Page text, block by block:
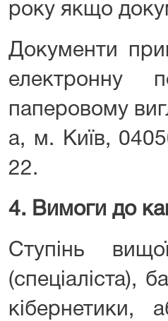
року якщо
Документи
електронну
паперовому
а, м. Київ,
22.
4. Вимоги до
Ступінь
(спеціаліста),
кібернетики,